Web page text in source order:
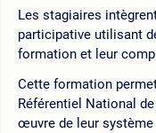
Les stagiaires
participative utilisant
formation et leur
Cette formation
Référentiel National
œuvre de leur système